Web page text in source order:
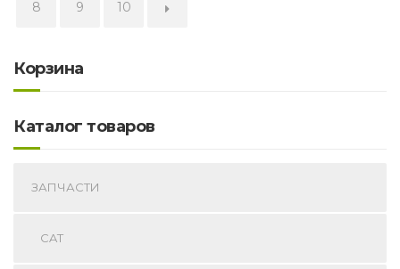
8 9 10 →
Корзина
Каталог товаров
ЗАПЧАСТИ
CAT